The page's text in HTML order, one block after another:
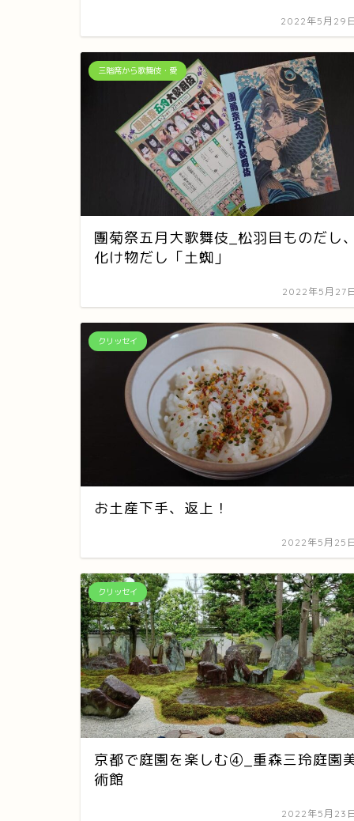
2022年5月29
三階席から歌舞伎・愛
團菊祭五月大歌舞伎_松羽目ものだし
化け物だし「土蜘」
2022年5月27
クリッセイ
お土産下手、返上！
2022年5月25
クリッセイ
京都で庭園を楽しむ④_重森三玲庭園
術館
2022年5月23